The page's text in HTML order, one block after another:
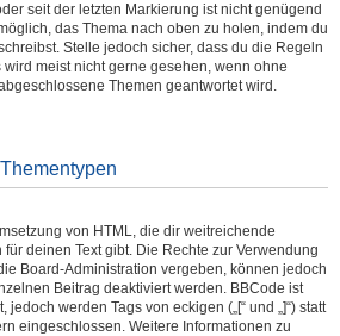
seit der letzten Markierung ist nicht genügend
das Thema nach oben zu holen, indem du
Stelle jedoch sicher, dass du die Regeln
meist nicht gerne gesehen, wenn ohne
Themen geantwortet wird.
von HTML, die dir weitreichende
deinen Text gibt. Die Rechte zur Verwendung
Board-Administration vergeben, können jedoch
Beitrag deaktiviert werden. BBCode ist
werden Tags von eckigen („[“ und „]“) statt
eingeschlossen. Weitere Informationen zu